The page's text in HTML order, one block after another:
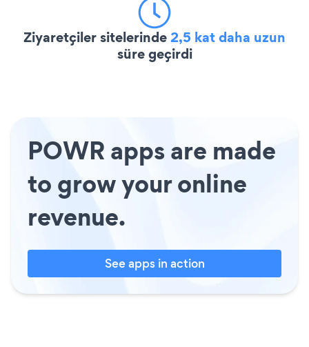
Ziyaretçiler sitelerinde2,5 kat daha uzun
süre geçirdi
POWR apps are made
to grow your online
revenue.
See apps in action